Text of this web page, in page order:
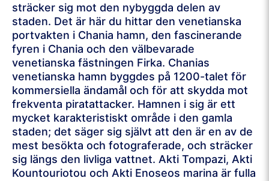
sträcker sig mot den nybyggda delen av
staden. Det är här du hittar den venetianska
portvakten i Chania hamn, den fascinerande
fyren i Chania och den välbevarade
venetianska fästningen Firka. Chanias
venetianska hamn byggdes på 1200-talet för
kommersiella ändamål och för att skydda mot
frekventa piratattacker. Hamnen i sig är ett
mycket karakteristiskt område i den gamla
staden; det säger sig självt att den är en av de
mest besökta och fotograferade, och sträcker
sig längs den livliga vattnet. Akti Tompazi, Akti
Kountouriotou och Akti Enoseos marina är fulla